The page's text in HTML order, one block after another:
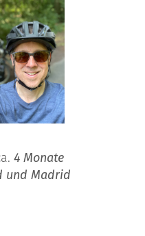
4 Monate
und Madrid